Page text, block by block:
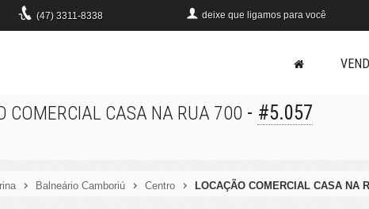
(47) 3311-8338 deixe que ligamos para você
COMERCIAL CASA NA RUA 700 - #5.057
Balneário Camboriú Centro LOCAÇÃO COMERCIAL CASA NA